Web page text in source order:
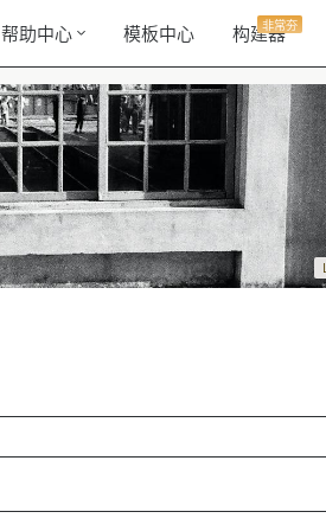
帮助中心 模板中心 构建器
非常夯